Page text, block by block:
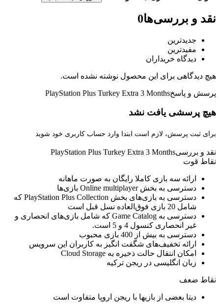
نقد و بررسی‌ها0
جدیدترین
مفیدترین
دیدگاه خریداران
هیچ دیدگاهی برای این محصول نوشته نشده است.
پرسش و پاسخPlayStation Plus Turkey Extra 3 Months
هیچ پرسشی یافت نشد
برای ثبت پرسش، لازم است ابتدا وارد حساب کاربری خود شوید
نقد و بررسیPlayStation Plus Turkey Extra 3 Months
نقاط قوت
ارائه سه بازی کاملا رایگان به صورت ماهانه
دسترسی به بخش Online multiplayer بازی‌ها
دسترسی به بازی‌های بخش PlayStation Plus Collection که
شامل 20 بازی فوق‌العاده نسل قبل است
دسترسی به Game Catalog که شامل بازی‌های انحصاری و
غیر انحصاری کنسول 4 و 5 است.
دسترسی به بیش از 400 بازی محبوب
ارائه تخفیف‌های شگفت انگیز به کاربران این سرویس
امکان انتقال حالت ذخیره به Cloud Storage
زبان انگلیسی در ریجن ترکیه
نقاط ضعف
دیتا بعضی از بازیها با ریجن اروپا متفاوت است